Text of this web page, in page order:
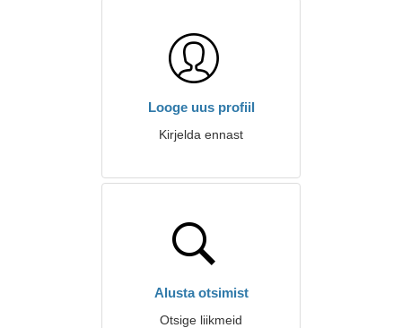
Looge uus profiil
Kirjelda ennast
Alusta otsimist
Otsige liikmeid